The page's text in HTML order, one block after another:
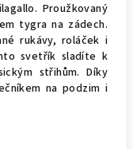
Proužkovaný
tygra na zádech.
rukávy, roláček i
svetřík sladíte k
střihům. Díky
na podzim i